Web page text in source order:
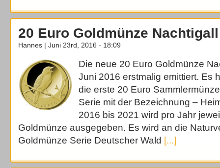
20 Euro Goldmünze Nachtigall
Hannes | Juni 23rd, 2016 - 18:09
Die neue 20 Euro Goldmünze
Juni 2016 erstmalig emittiert. Es
die erste 20 Euro
Serie mit der Bezeichnung –
2016 bis 2021 wird pro Jahr
Goldmünze ausgegeben. Es wird an die
Goldmünze Serie Deutscher Wald [...]